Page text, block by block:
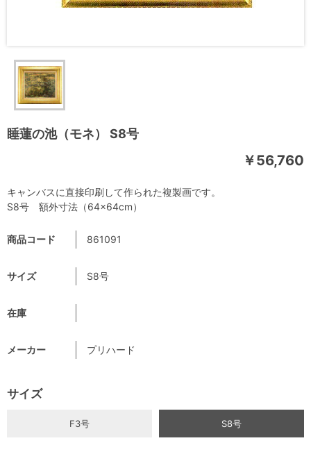
睡蓮の池（モネ） S8号
￥56,760
商品コード 861091
サイズ S8号
在庫
メーカー プリハード
サイズ
F3号 S8号
キャンバスに直接印刷して作られた複製画です。
S8号 額外寸法（64×64cm）